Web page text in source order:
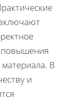
повышения
В
и